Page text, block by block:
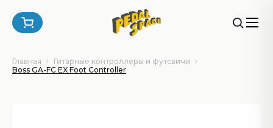
Главная
Гитарные контроллеры и футсвичи
Boss GA-FC EX Foot Controller